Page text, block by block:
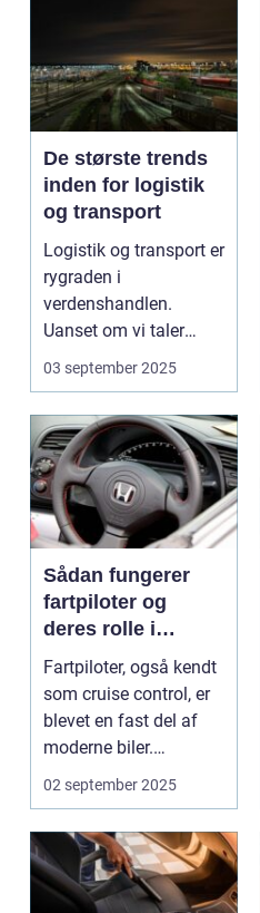
De største trends
inden for logistik
og transport
Logistik og transport er
rygraden i
verdenshandlen.
Uanset om vi taler
dagligvarer til
supermarkedet...
03 september 2025
Sådan fungerer
fartpiloter og
deres rolle i
sikkerhed
Fartpiloter, også kendt
som cruise control, er
blevet en fast del af
moderne biler.
Systemet g...
02 september 2025